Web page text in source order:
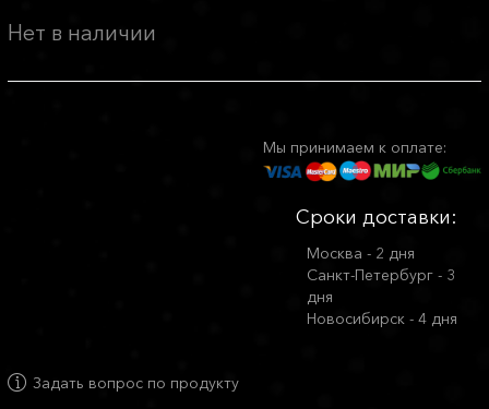
Нет в наличии
Мы принимаем к оплате:
Сроки доставки:
Москва - 2 дня
Санкт-Петербург - 3
дня
Новосибирск - 4 дня
Задать вопрос по продукту